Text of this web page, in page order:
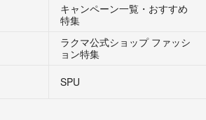
キャンペーン一覧・おすすめ
特集
ラクマ公式ショップ ファッシ
ョン特集
SPU